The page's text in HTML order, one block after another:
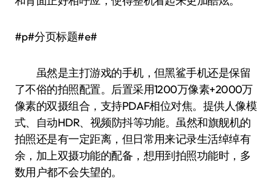
#p#分页标题#e#
虽然是主打游戏的手机，但黑鲨手机还是保留
了不俗的拍照配置。后置采用1200万像素+2000万
像素的双摄组合，支持PDAF相位对焦。提供人像模
式、自动HDR、视频防抖等功能。虽然和旗舰机的
拍照还是有一定距离，但日常用来记录生活绰绰有
余，加上双摄功能的配备，想用到拍照功能时，多
数用户都不会失望的。